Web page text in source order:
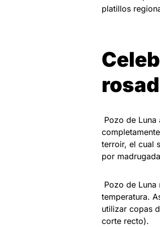
platillos
Pozo de
terroir, el cual
por
Pozo de Luna
temperatura.
utilizar copas
corte recto).